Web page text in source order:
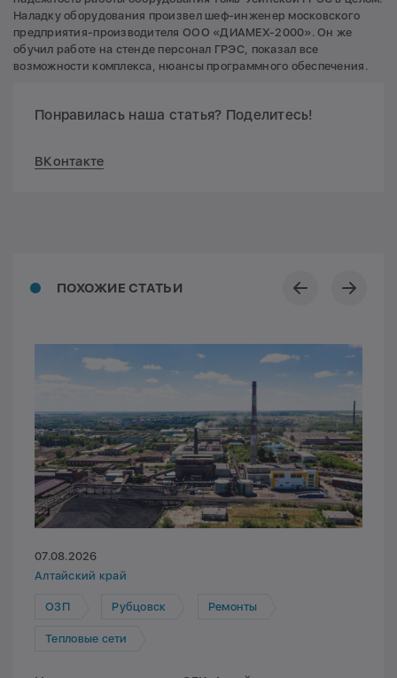
Наладку оборудования произвел шеф-инженер московского
предприятия-производителя ООО «ДИАМЕХ-2000». Он же
обучил работе на стенде персонал ГРЭС, показал все
возможности комплекса, нюансы программного обеспечения.
Понравилась наша статья? Поделитесь!
ВКонтакте
ПОХОЖИЕ СТАТЬИ
07.08.2026
Алтайский край
ОЗП Рубцовск Ремонты
Тепловые сети